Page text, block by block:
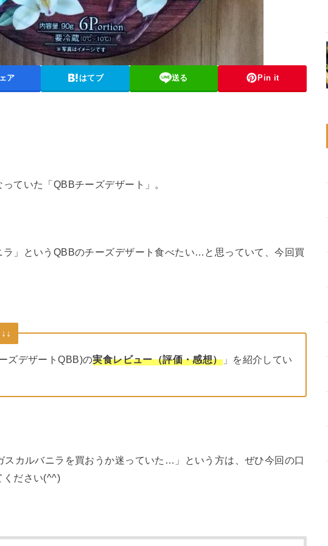
ア はてブ 送る Pin it
ていた「QBBチーズデザート」。
ラ」というQBBのチーズデザート食べたい…と思っていて、今回買
ズデザートQBB)の実食レビュー（評価・感想）」を紹介してい
スカルバニラを買おうか迷っていた…」という方は、ぜひ今回の口
ください(^^)